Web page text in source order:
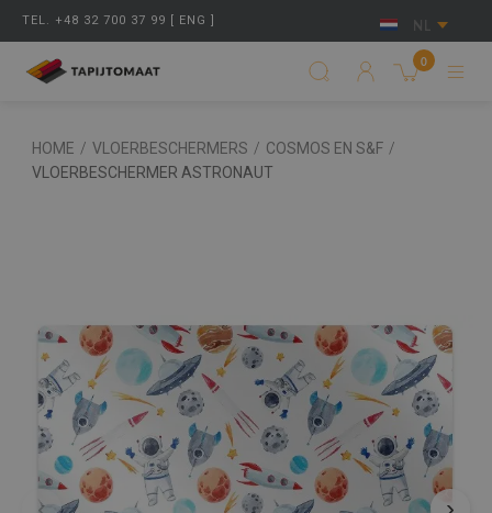
TEL. +48 32 700 37 99 [ ENG ] NL
0
HOME / VLOERBESCHERMERS / COSMOS EN S&F /
VLOERBESCHERMER ASTRONAUT